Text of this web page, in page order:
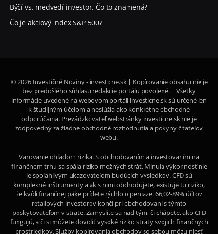
Býčí vs. medvedí investor. Čo to znamená?
Čo je akciový index S&P 500?
© 2026 Investičné Noviny - investicne.sk | Kopírovanie obsahu nie je
bez predošlého súhlasu redakcie portálu povolené. | Všetky
informácie uvedené na webovom portáli investicne.sk sú určené len
k študijným účelom a neslúžia ako konkrétne obchodné
odporúčania. Prevádzkovateľ webstránky investicne.sk nie je
zodpovedný za žiadne obchodné rozhodnutia a pokyny čitateľov
webu.
Varovanie ohľadom rizika: S obchodovaním a investovaním na
finančnom trhu sa spája riziko možných strát. Minulá výkonnosť nie
je spoľahlivým ukazovateľom budúcich výsledkov. CFD sú
komplexné inštrumenty a ak s nimi obchodujete, existuje tu riziko,
že kvôli finančnej páke prídete rýchlo o peniaze. 66,02-89% účtov
retailových investorov končí pri obchodovaní s týmto
poskytovateľom v strate. Zamyslite sa nad tým, či chápete, ako CFD
fungujú, a či si môžete dovoliť vysoké riziko straty svojich finančných
prostriedkov. Služby kopírovania obchodov so sebou môžu niesť